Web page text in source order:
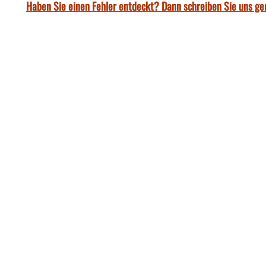
Haben Sie einen Fehler entdeckt? Dann schreiben Sie uns